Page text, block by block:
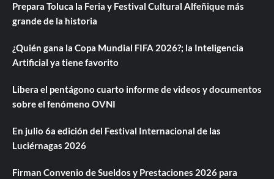
Prepara Toluca la Feria y Festival Cultural Alfeñique más
grande de la historia
¿Quién gana la Copa Mundial FIFA 2026?; la Inteligencia
Artificial ya tiene favorito
Libera el pentágono cuarto informe de videos y documentos
sobre el fenómeno OVNI
En julio 6a edición del Festival Internacional de las
Luciérnagas 2026
Firman Convenio de Sueldos y Prestaciones 2026 para